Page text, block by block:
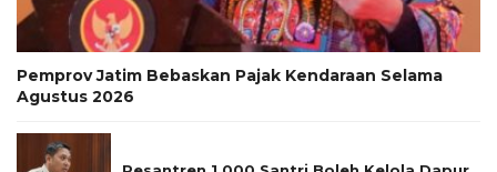
Pemprov Jatim Bebaskan Pajak Kendaraan Selama
Agustus 2026